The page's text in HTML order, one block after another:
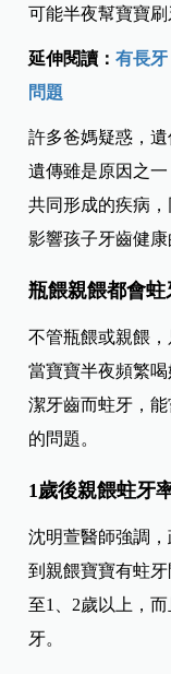
可能半夜幫寶寶刷
延伸閱讀：有長
問題
許多爸媽疑惑，
遺傳雖是原因之
共同形成的疾病
影響孩子牙齒健康
瓶餵親餵都會蛀
不管瓶餵或親餵
當寶寶半夜頻繁
潔牙齒而蛀牙，
的問題。
1歲後親餵蛀牙
沈明萱醫師強調
到親餵寶寶有蛀
至1、2歲以上，
牙。